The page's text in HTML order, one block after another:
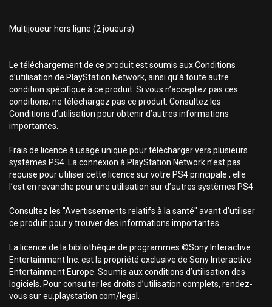
Multijoueur hors ligne (2 joueurs)
Le téléchargement de ce produit est soumis aux Conditions
d’utilisation de PlayStation Network, ainsi qu’à toute autre
condition spécifique à ce produit. Si vous n’acceptez pas ces
conditions, ne téléchargez pas ce produit. Consultez les
Conditions d’utilisation pour obtenir d’autres informations
importantes.
Frais de licence à usage unique pour télécharger vers plusieurs
systèmes PS4. La connexion à PlayStation Network n’est pas
requise pour utiliser cette licence sur votre PS4 principale ; elle
l’est en revanche pour une utilisation sur d’autres systèmes PS4.
Consultez les "Avertissements relatifs à la santé" avant d’utiliser
ce produit pour y trouver des informations importantes.
La licence de la bibliothèque de programmes ©Sony Interactive
Entertainment Inc. est la propriété exclusive de Sony Interactive
Entertainment Europe. Soumis aux conditions d’utilisation des
logiciels. Pour consulter les droits d’utilisation complets, rendez-
vous sur eu.playstation.com/legal.